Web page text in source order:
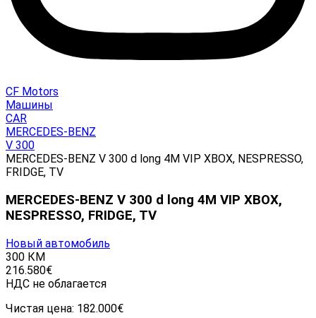
CF Motors
Машины
CAR
MERCEDES-BENZ
V 300
MERCEDES-BENZ V 300 d long 4M VIP XBOX, NESPRESSO,
FRIDGE, TV
MERCEDES-BENZ V 300 d long 4M VIP XBOX,
NESPRESSO, FRIDGE, TV
Новый автомобиль
300 КМ
216.580€
НДС не облагается
Чистая цена: 182.000€